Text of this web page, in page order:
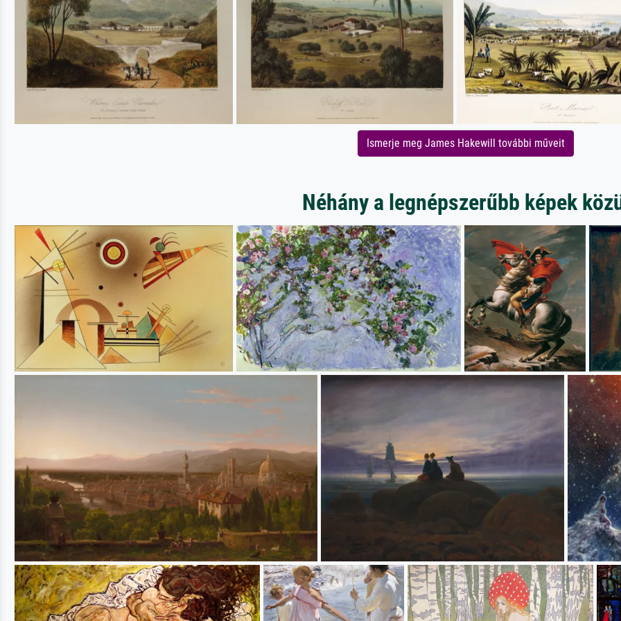
Ismerje meg James Hakewill további műveit
Néhány a legnépszerűbb képek